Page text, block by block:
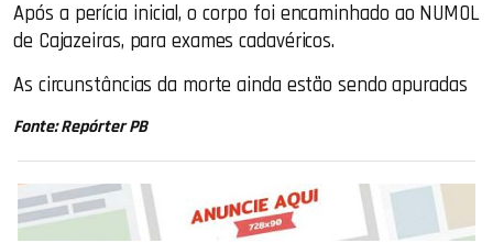
Após a perícia inicial, o corpo foi encaminhado ao NUMOL
de Cajazeiras, para exames cadavéricos.
As circunstâncias da morte ainda estão sendo apuradas
Fonte: Repórter PB